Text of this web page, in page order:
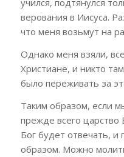
учился, подтянулся
верования в Иисуса.
что меня возьмут на
Однако меня взяли,
Христиане, и никто
было переживать за
Таким образом, если
прежде всего
Бог будет отвечать,
образом. Можно